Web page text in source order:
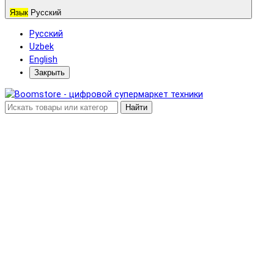
Язык Русский
Русский
Uzbek
English
Закрыть
Найти